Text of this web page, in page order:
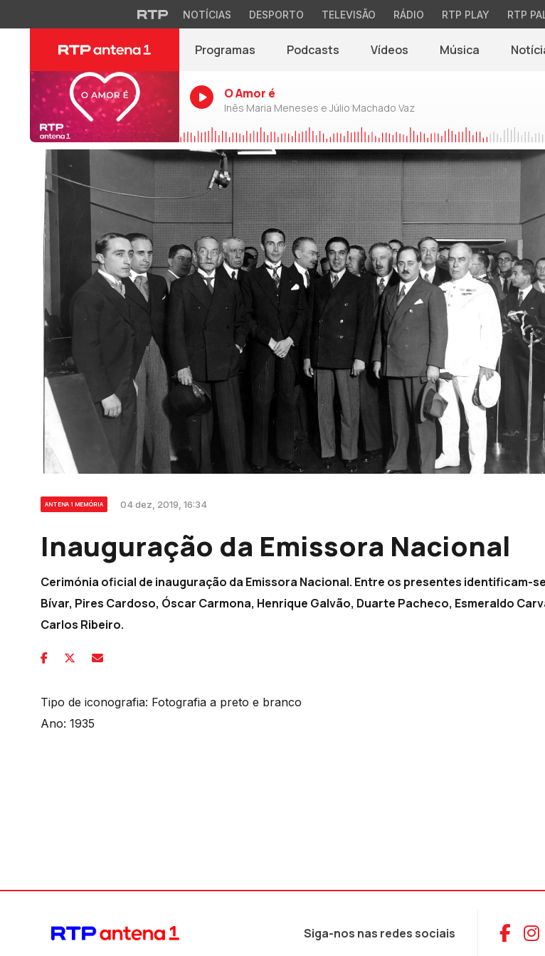
NOTÍCIAS DESPORTO TELEVISÃO RÁDIO RTP PLAY RTP
Programas Podcasts Vídeos Música
O Amor é
Inês Maria Meneses e Júlio Machado Vaz
ANTENA 1 MEMÓRIA 04 dez, 2019, 16:34
Inauguração da Emissora Nacional
Cerimónia oficial de inauguração da Emissora Nacional. Entre os presentes identificam-
Bívar, Pires Cardoso, Óscar Carmona, Henrique Galvão, Duarte Pacheco, Esmeraldo
Carlos Ribeiro.
Tipo de iconografia: Fotografia a preto e branco
Ano: 1935
Siga-nos nas redes sociais